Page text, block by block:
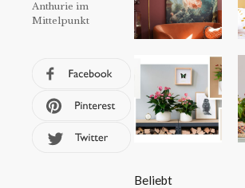
Anthurie im
Mittelpunkt
Beliebt